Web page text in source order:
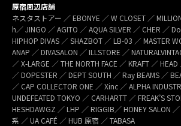
原宿周辺店舗
ネスタストアー ／ EBONYE ／ W CLOSET ／
h／ JINGO ／ AGITO ／ AQUA SILVER ／ CHER ／
HIPHOP DIVAS ／ SHAZBOT ／ LB-03 ／ MASTER
ANAP ／ DIVASALON ／ ILLSTORE ／
／ X-LARGE ／ THE NORTH FACE ／ KRAFT ／
／ DOPESTER ／ DEPT SOUTH ／ Ray BEAMS ／
／ CAP COLLECTOR ONE ／ Xinc ／ ALPHA
UNDEFEATED TOKYO ／ CARHARTT ／ FREAK’S
HESHDAWGZ ／ LHP ／ RIGGIB／ HONEY SALON
系 ／ UA CAFÉ ／ HUB 原宿 ／ TABASA